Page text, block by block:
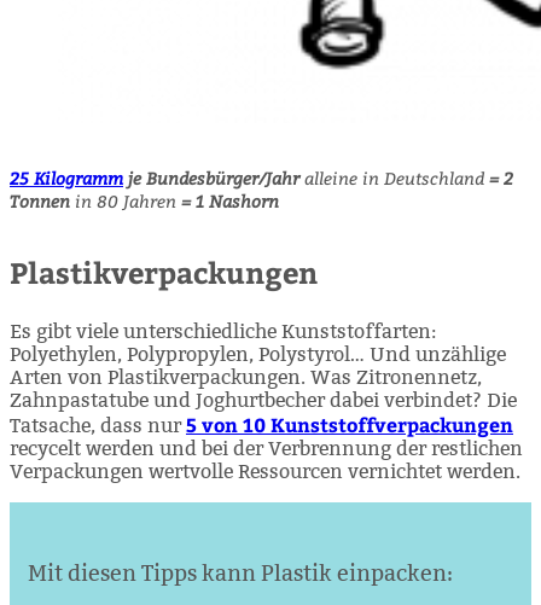
25 Kilogramm je Bundesbürger/Jahralleine in Deutschland = 2
Tonnen in 80 Jahren = 1 Nashorn
Plastikverpackungen
Es gibt viele unterschiedliche Kunststoffarten:
Polyethylen, Polypropylen, Polystyrol… Und unzählige
Arten von Plastikverpackungen. Was Zitronennetz,
Zahnpastatube und Joghurtbecher dabei verbindet? Die
Tatsache, dass nur5 von 10 Kunststoffverpackungen
recycelt werden und bei der Verbrennung der restlichen
Verpackungen wertvolle Ressourcen vernichtet werden.
Mit diesen Tipps kann Plastik einpacken: